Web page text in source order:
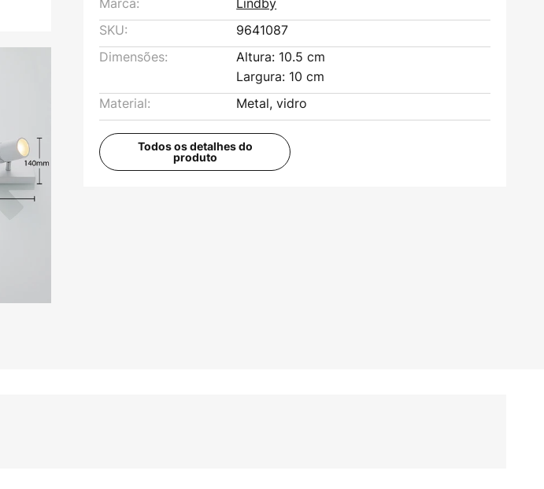
SKU:
9641087
Dimensões:
Altura: 10.5 cm
Largura: 10 cm
Material:
Metal, vidro
Todos os detalhes do
produto